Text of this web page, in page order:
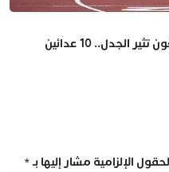
بعثة المغرب لألعاب القوى في أوريغون تثير الجدل.. 10 عدائين
الإلزامية مشار إليها بـ*